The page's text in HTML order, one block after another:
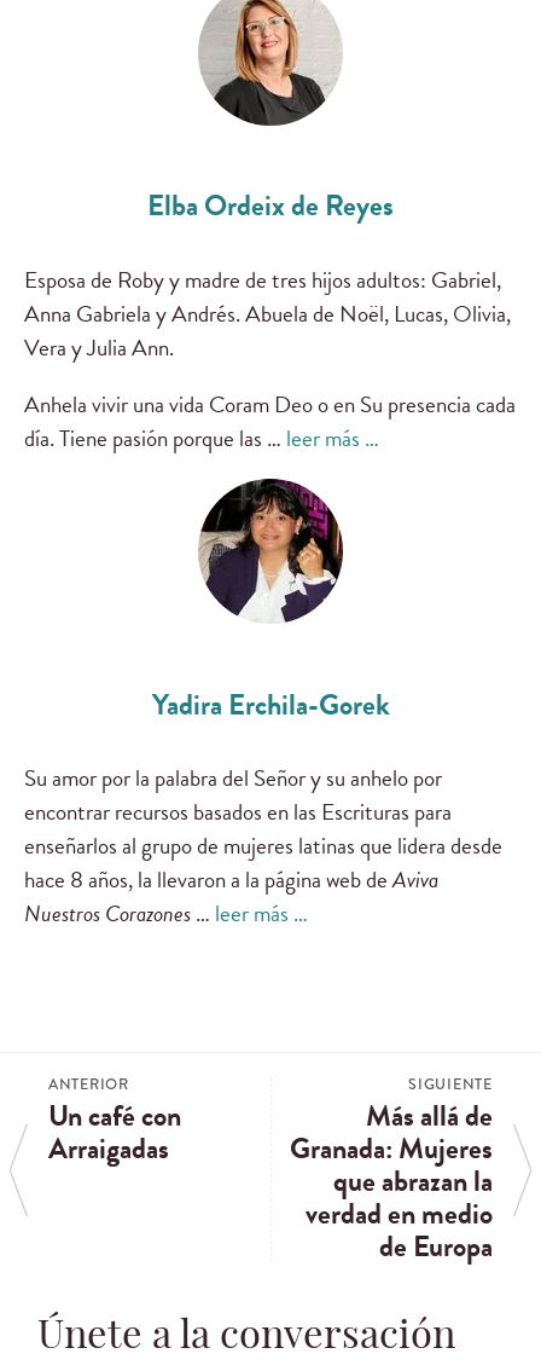
Elba Ordeix de Reyes
Esposa de Roby y madre de tres hijos adultos: Gabriel,
Anna Gabriela y Andrés. Abuela de Noël, Lucas, Olivia,
Vera y Julia Ann.
Anhela vivir una vida Coram Deo o en Su presencia cada
día. Tiene pasión porque las … leer más …
Yadira Erchila-Gorek
Su amor por la palabra del Señor y su anhelo por
encontrar recursos basados en las Escrituras para
enseñarlos al grupo de mujeres latinas que lidera desde
hace 8 años, la llevaron a la página web deAviva
Nuestros Corazones… leer más …
ANTERIOR
Un café con
Arraigadas
SIGUIENTE
Más allá de
Granada: Mujeres
que abrazan la
verdad en medio
de Europa
Únete a la conversación